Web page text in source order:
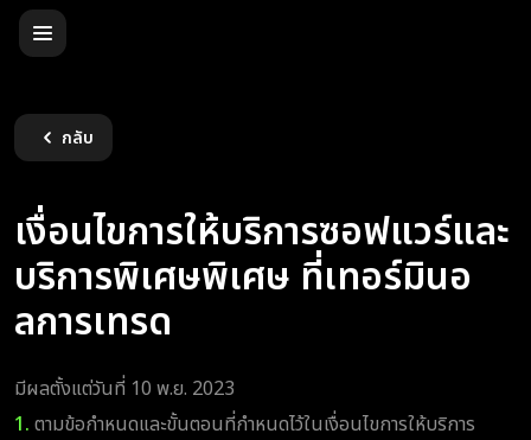
กลับ
เงื่อนไขการให้บริการซอฟแวร์และ
บริการพิเศษพิเศษ ที่เทอร์มินอ
ลการเทรด
มีผลตั้งแต่วันที่ 10 พ.ย. 2023
1. ตามข้อกำหนดและขั้นตอนที่กำหนดไว้ในเงื่อนไขการให้บริการ